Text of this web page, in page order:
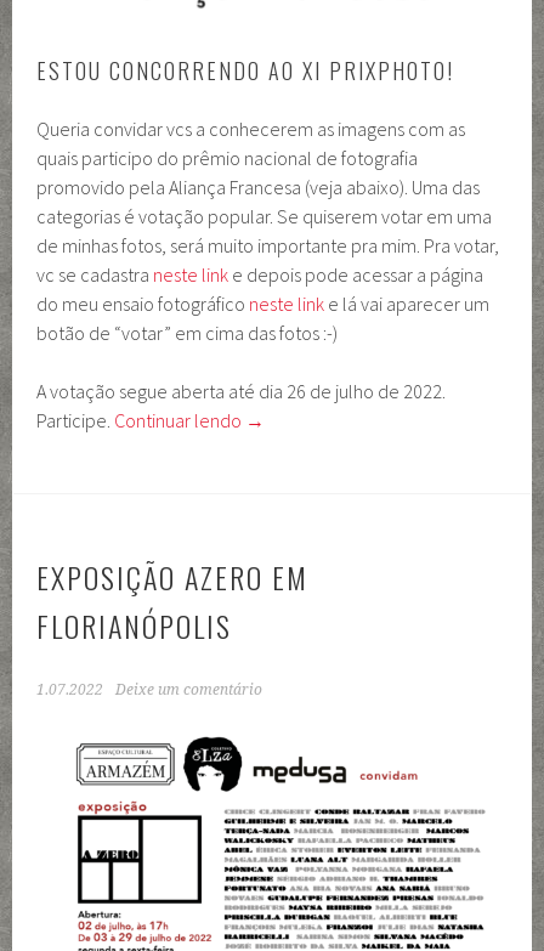
ESTOU CONCORRENDO AO XI PRIXPHOTO!
Queria convidar vcs a conhecerem as imagens com as
quais participo do prêmio nacional de fotografia
promovido pela Aliança Francesa (veja abaixo). Uma das
categorias é votação popular. Se quiserem votar em uma
de minhas fotos, será muito importante pra mim. Pra votar,
vc se cadastra neste link e depois pode acessar a página
do meu ensaio fotográfico neste link e lá vai aparecer um
botão de “votar” em cima das fotos :-)
A votação segue aberta até dia 26 de julho de 2022.
Participe. Continuar lendo →
EXPOSIÇÃO AZERO EM
FLORIANÓPOLIS
1.07.2022 Deixe um comentário